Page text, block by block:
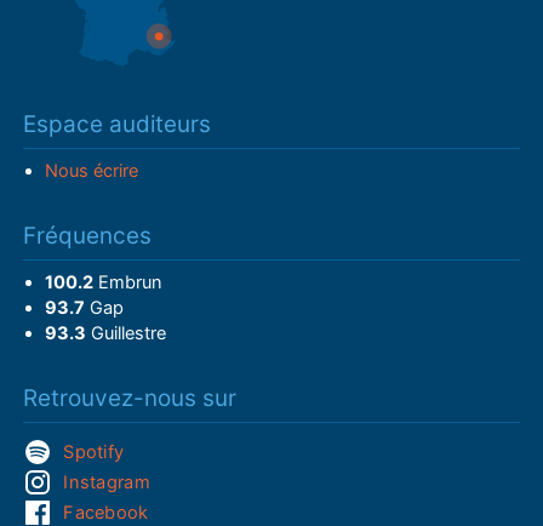
Espace auditeurs
Nous écrire
Fréquences
100.2Embrun
93.7 Gap
93.3 Guillestre
Retrouvez-nous sur
Spotify
Instagram
Facebook